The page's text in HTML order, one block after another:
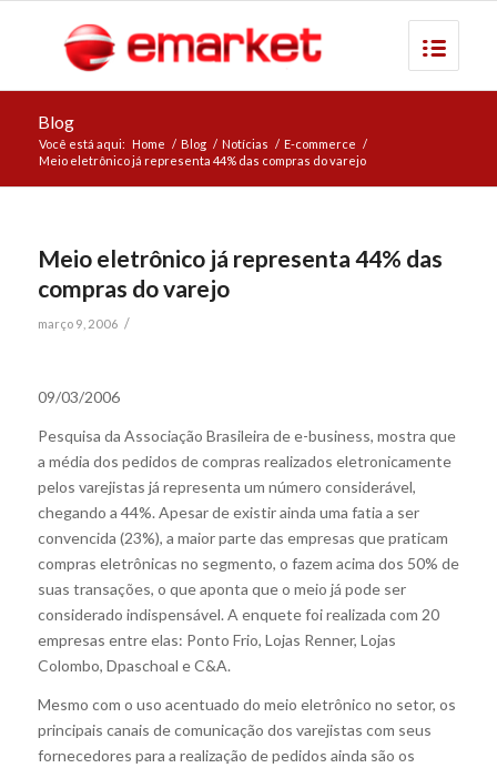
Blog
Você está aqui: Home / Blog / Notícias / E-commerce /
Meio eletrônico já representa 44% das compras do varejo
Meio eletrônico já representa 44% das
compras do varejo
março 9, 2006 /
09/03/2006
Pesquisa da Associação Brasileira de e-business, mostra que
a média dos pedidos de compras realizados eletronicamente
pelos varejistas já representa um número considerável,
chegando a 44%. Apesar de existir ainda uma fatia a ser
convencida (23%), a maior parte das empresas que praticam
compras eletrônicas no segmento, o fazem acima dos 50% de
suas transações, o que aponta que o meio já pode ser
considerado indispensável. A enquete foi realizada com 20
empresas entre elas: Ponto Frio, Lojas Renner, Lojas
Colombo, Dpaschoal e C&A.
Mesmo com o uso acentuado do meio eletrônico no setor, os
principais canais de comunicação dos varejistas com seus
fornecedores para a realização de pedidos ainda são os